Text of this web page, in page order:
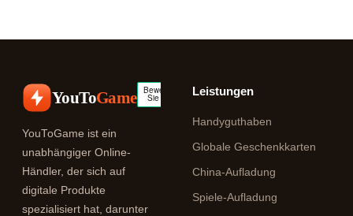
YouToGame
YouToGame ist ein
unabhängiger Online-
Händler, der sich auf
digitale Produkte
spezialisiert hat, darunter
Leistungen
Handyguthaben
Globale Geschenkkarten
China-Aufladung
Spiele-Aufladung